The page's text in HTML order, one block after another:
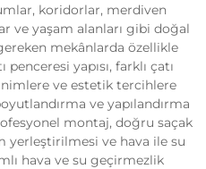
koridorlar, merdiven
ve yaşam alanları gibi doğal
mekânlarda özellikle
yapısı, farklı çatı
ve estetik tercihlere
ve yapılandırma
montaj, doğru saçak
yerleştirilmesi ve hava ile su
hava ve su geçirmezlik